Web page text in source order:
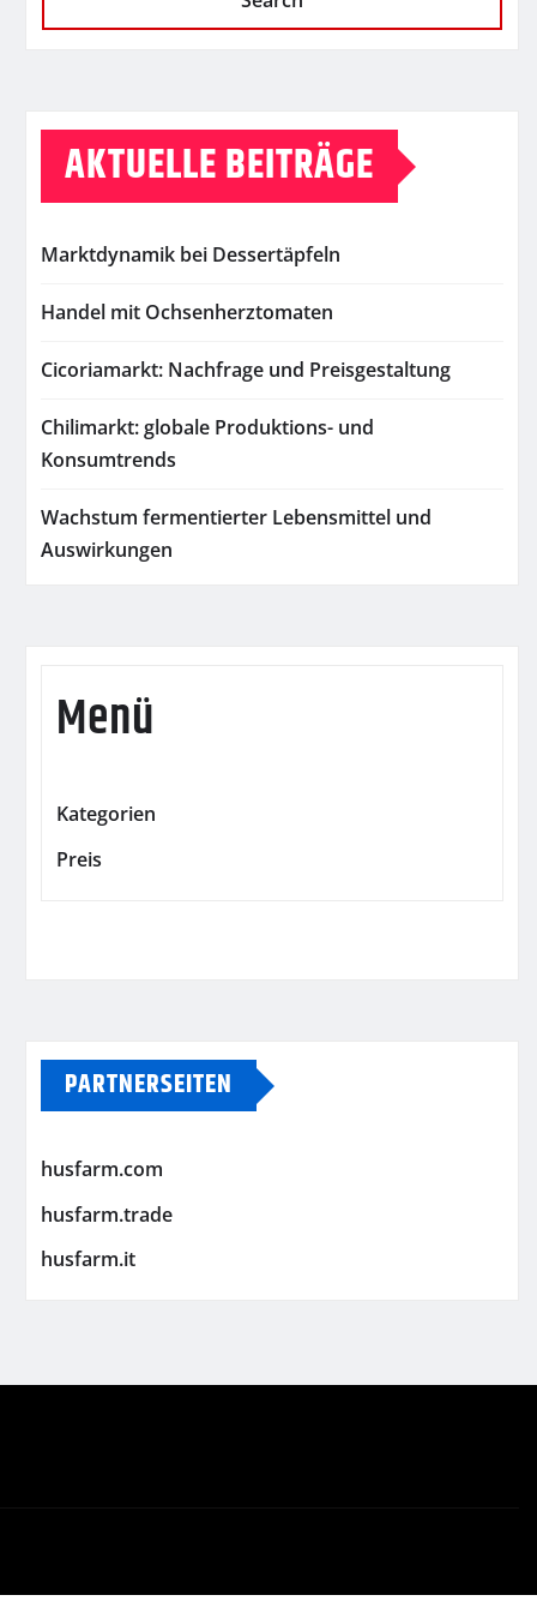
AKTUELLE BEITRÄGE
Marktdynamik bei Dessertäpfeln
Handel mit Ochsenherztomaten
Cicoriamarkt: Nachfrage und Preisgestaltung
Chilimarkt: globale Produktions- und
Konsumtrends
Wachstum fermentierter Lebensmittel und
Auswirkungen
Menü
Kategorien
Preis
PARTNERSEITEN
husfarm.com
husfarm.trade
husfarm.it